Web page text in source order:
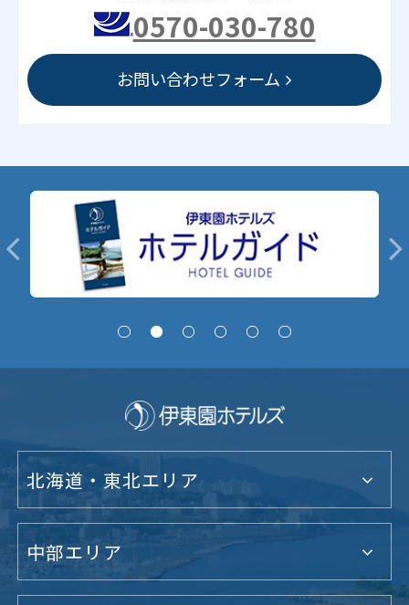
0570-030-780
お問い合わせフォーム
北海道・東北エリア
中部エリア